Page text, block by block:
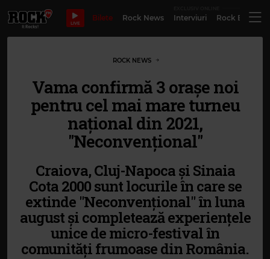
LIVE
Bilete Rock News Interviuri Rock
ROCK NEWS
Vama confirmă 3 orașe noi
pentru cel mai mare turneu
național din 2021,
"Neconvențional"
Craiova, Cluj-Napoca și Sinaia
Cota 2000 sunt locurile în care se
extinde "Neconvențional" în luna
august și completează experiențele
unice de micro-festival în
comunități frumoase din România.